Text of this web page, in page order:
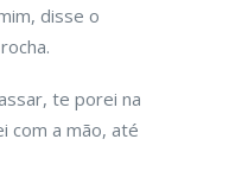
disse o
te porei na
com a mão, até